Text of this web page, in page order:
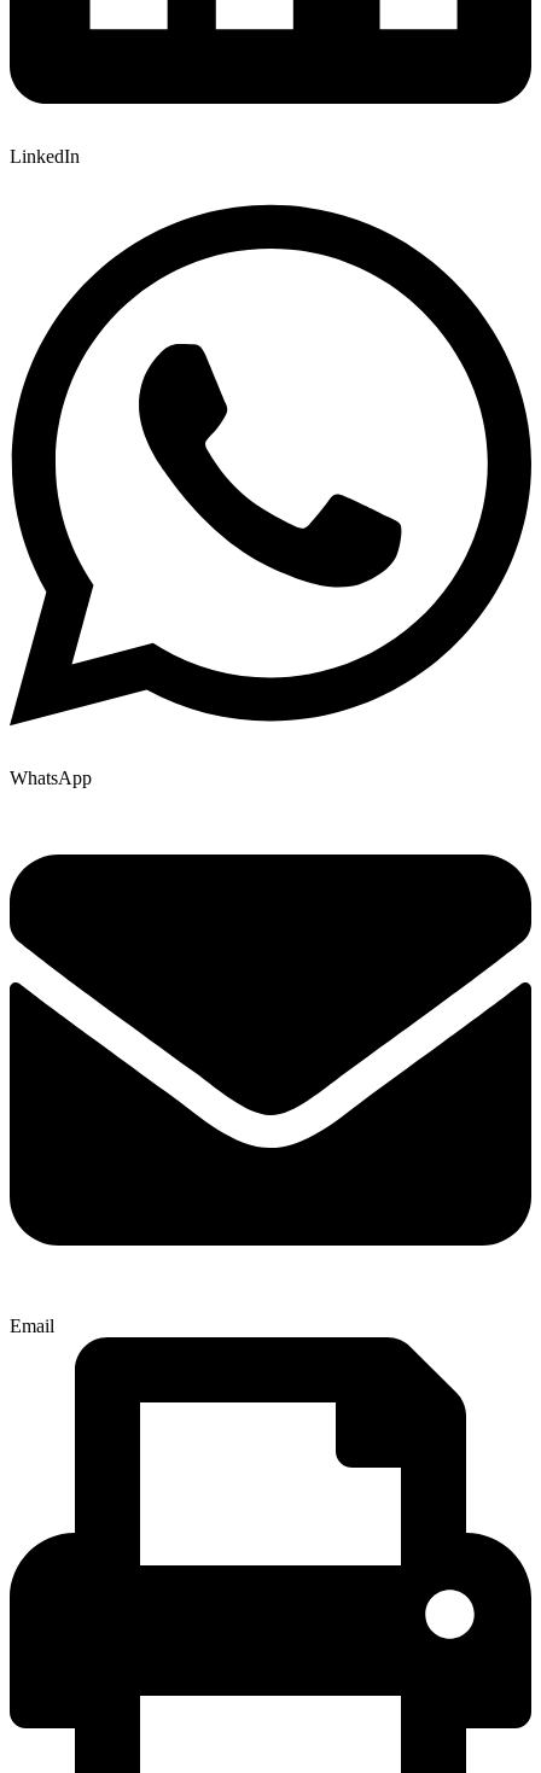
LinkedIn
WhatsApp
Email